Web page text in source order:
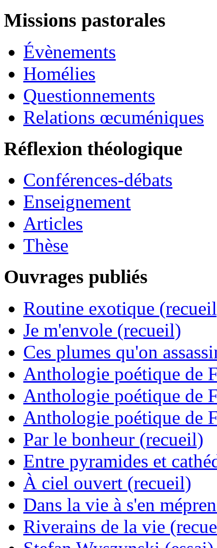
Missions pastorales
Évènements
Homélies
Questionnements
Relations œcuméniques
Réflexion théologique
Conférences-débats
Enseignement
Articles
Thèse
Ouvrages publiés
Routine exotique
Je m'envole (recueil)
Ces plumes qu'on
Anthologie poétique de
Anthologie poétique de
Anthologie poétique de
Par le bonheur (recueil)
Entre pyramides et
À ciel ouvert (recueil)
Dans la vie à s'en
Riverains de la vie